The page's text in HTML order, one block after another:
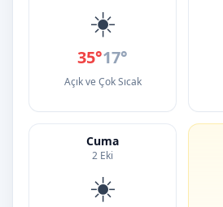
☀️
35°17°
Açık ve Çok Sıcak
Cuma
2 Eki
☀️